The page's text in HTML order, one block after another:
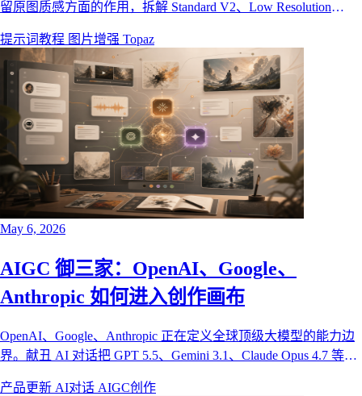
留原图质感方面的作用，拆解 Standard V2、Low Resolution
并演示如何在献丑 AI 画布中使用这些模型。
提示词教程 图片增强 Topaz
May 6, 2026
AIGC 御三家：OpenAI、Google、
Anthropic 如何进入创作画布
OpenAI、Google、Anthropic 正在定义全球顶级大模型的能力边
界。献丑 AI 对话把 GPT 5.5、Gemini 3.1、Claude Opus 4.7 等模
产品更新 AI对话 AIGC创作